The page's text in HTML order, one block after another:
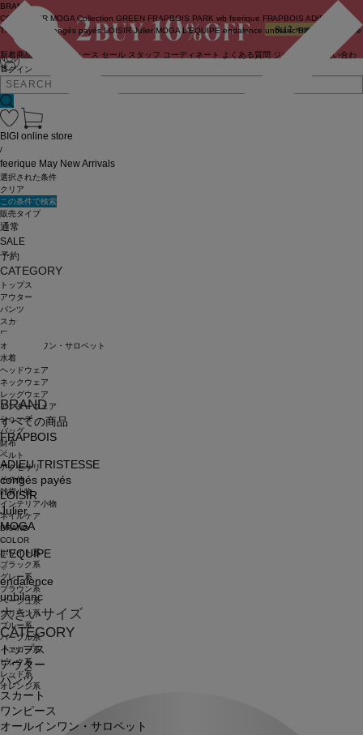
ログイン
BRAND
COUTURIER MOGA Collection GREEN FRAPBOIS PARK wb feerique FRAPBOIS ADIEU
TRISTESSE
congés payés LOISIR Julier MOGA L'EQUIPE endalence unbilanc BIGI online store
新着商品 ニュース セール スタッフ コーディネート よくある質問 ジャーナル
お問い合わ
せ
BRAND
すべての商品
FRAPBOIS
ADIEU TRISTESSE
congés payés
LOISIR
Julier
MOGA
L'EQUIPE
endalence
unbilanc
大きいサイズ
CATEGORY
トップス
アウター
パンツ
スカート
ワンピース
オールインワン・サロペット
BIGI online store
/
feerique May New Arrivals
選択された条件
クリア
この条件で検索
販売タイプ
通常
SALE
予約
CATEGORY
トップス
アウター
パンツ
スカート
ワンピース
オールインワン・サロペット
水着
ヘッドウェア
ネックウェア
レッグウェア
アンダーウェア
シューズ
バッグ
財布
ベルト
アクセサリ
その他
雑貨小物
インテリア小物
ネイルケア
BRAND
COLOR
ホワイト系
ブラック系
グレー系
ブラウン系
ベージュ系
グリーン系
ブルー系
パープル系
イエロー系
ピンク系
レッド系
オレンジ系